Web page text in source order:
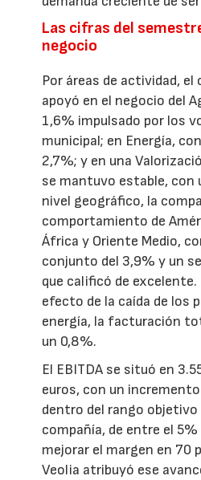
Las cifras del
negocio
Por áreas de actividad,
apoyó en el negocio del
1,6% impulsado por los
municipal; en Energía,
2,7%; y en una
se mantuvo estable, con
nivel geográfico, la
comportamiento de
África y Oriente Medio,
conjunto del 3,9% y un
que calificó de
efecto de la caída de los
energía, la facturación
un 0,8%.
El EBITDA se situó en
euros, con un
dentro del rango objetivo
compañía, de entre el
mejorar el margen en 70
Veolia atribuyó ese